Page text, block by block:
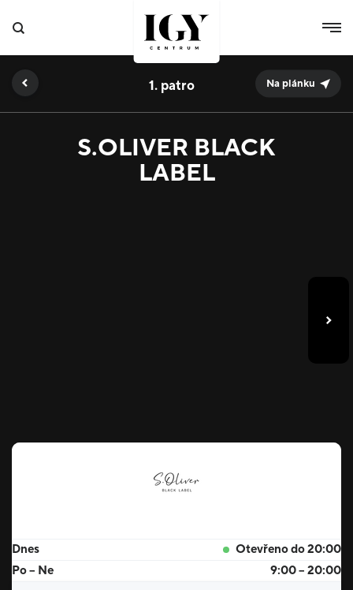
S.OLIVER BLACK
LABEL
1. Na plánku
Dnes
Otevřeno do 20:00
Po – Ne
9:00 – 20:00